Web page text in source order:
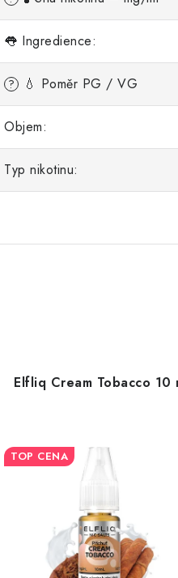
👅 Ingredience:
? 💧 Poměr PG / VG
Objem:
Typ nikotinu:
Elfliq Cream Tobacco 10
TOP CENA